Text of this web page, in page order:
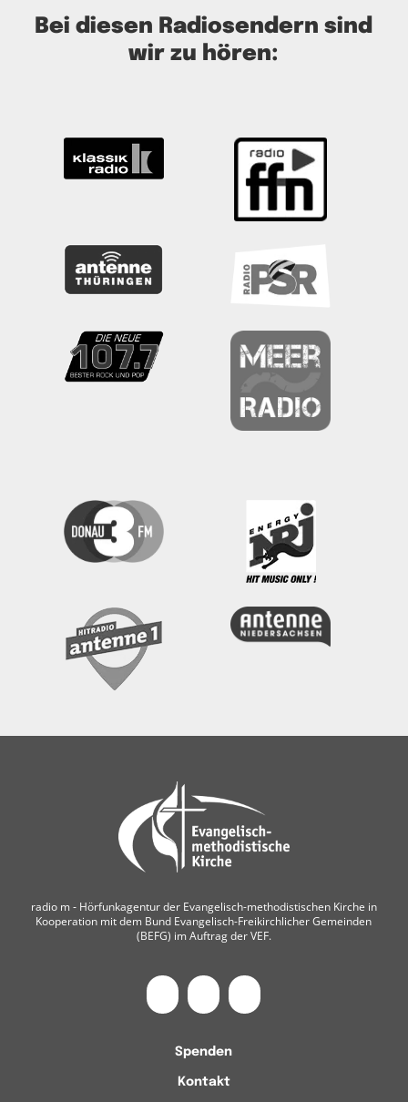
Bei diesen Radiosendern sind
wir zu hören:
radio m ‐ Hörfunkagentur der Evangelisch-methodistischen Kirche in
Kooperation mit dem Bund Evangelisch-Freikirchlicher Gemeinden
(BEFG) im Auftrag der VEF.
Spenden
Kontakt